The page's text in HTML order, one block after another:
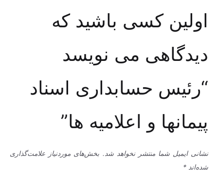
اولین کسی باشید که
دیدگاهی می نویسد
“رئیس حسابداری اسناد
پیمانها و اعلامیه ها”
نشانی ایمیل شما منتشر نخواهد شد. بخش‌های موردنیاز علامت‌گذاری
شده‌اند *